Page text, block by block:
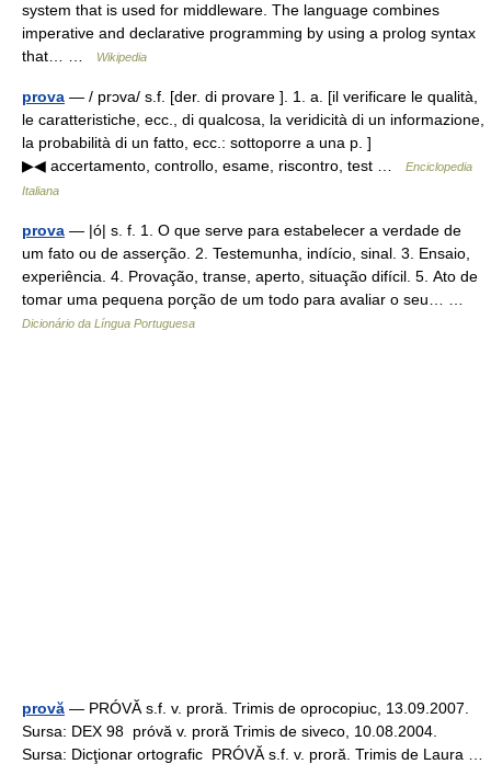
system that is used for middleware. The language combines
imperative and declarative programming by using a prolog syntax
that… …
Wikipedia
prova — / prɔva/ s.f. [der. di provare ]. 1. a. [il verificare le qualità,
le caratteristiche, ecc., di qualcosa, la veridicità di un informazione,
la probabilità di un fatto, ecc.: sottoporre a una p. ]
▶◀ accertamento, controllo, esame, riscontro, test …
Enciclopedia
Italiana
prova — |ó| s. f. 1. O que serve para estabelecer a verdade de
um fato ou de asserção. 2. Testemunha, indício, sinal. 3. Ensaio,
experiência. 4. Provação, transe, aperto, situação difícil. 5. Ato de
tomar uma pequena porção de um todo para avaliar o seu… …
Dicionário da Língua Portuguesa
provă — PRÓVĂ s.f. v. proră. Trimis de oprocopiuc, 13.09.2007.
Sursa: DEX 98 próvă v. proră Trimis de siveco, 10.08.2004.
Sursa: Dicţionar ortografic PRÓVĂ s.f. v. proră. Trimis de Laura …